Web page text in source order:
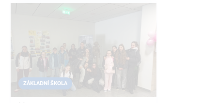
lehkého „ponorkového“ tlaku.
ZÁKLADNÍ ŠKOLA